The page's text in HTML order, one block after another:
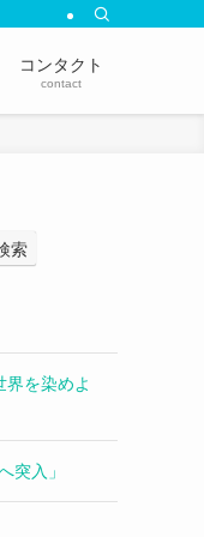
コンタクト
contact
索
を染めよ
突入」